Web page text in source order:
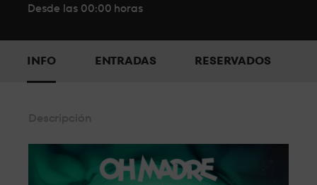
Desde las 00:00 horas
INFO ENTRADAS RESERVADOS
BACKSTAGE
Una zona muy exclusiva para disfrutar de la máxima
sonido y la mejor atención.
STANDARD 4